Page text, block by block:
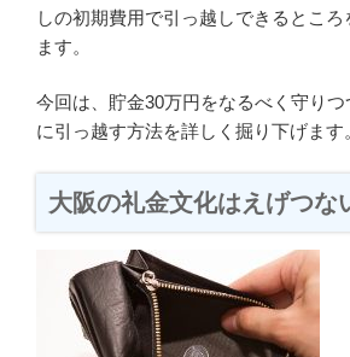
しの初期費用で引っ越しできるところ
ます。
今回は、貯金30万円をなるべく守り
に引っ越す方法を詳しく掘り下げます
大阪の礼金文化はえげつな